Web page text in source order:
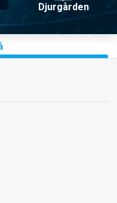
Djurgården